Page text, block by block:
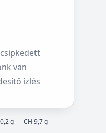
van
ízlés
g CH 9,7 g